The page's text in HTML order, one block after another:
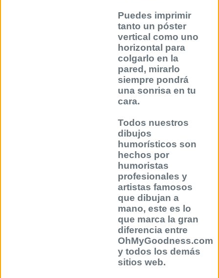
Puedes imprimir
tanto un póster
vertical como uno
horizontal para
colgarlo en la
pared, mirarlo
siempre pondrá
una sonrisa en tu
cara.
Todos nuestros
dibujos
humorísticos son
hechos por
humoristas
profesionales y
artistas famosos
que dibujan a
mano, este es lo
que marca la gran
diferencia entre
OhMyGoodness.com
y todos los demás
sitios web.